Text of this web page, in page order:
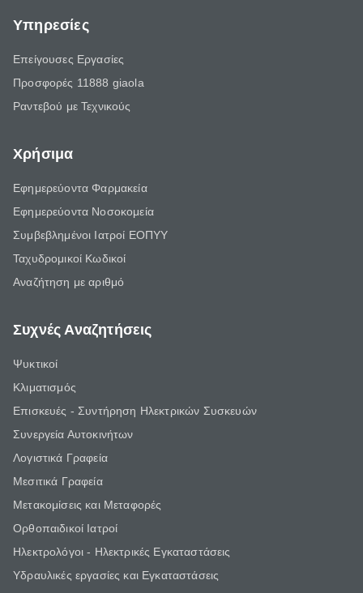
Υπηρεσίες
Επείγουσες Εργασίες
Προσφορές 11888 giaola
Ραντεβού με Τεχνικούς
Χρήσιμα
Εφημερεύοντα Φαρμακεία
Εφημερεύοντα Νοσοκομεία
Συμβεβλημένοι Ιατροί ΕΟΠΥΥ
Ταχυδρομικοί Κωδικοί
Αναζήτηση με αριθμό
Συχνές Αναζητήσεις
Ψυκτικοί
Κλιματισμός
Επισκευές - Συντήρηση Ηλεκτρικών Συσκευών
Συνεργεία Αυτοκινήτων
Λογιστικά Γραφεία
Μεσιτικά Γραφεία
Μετακομίσεις και Μεταφορές
Ορθοπαιδικοί Ιατροί
Ηλεκτρολόγοι - Ηλεκτρικές Εγκαταστάσεις
Υδραυλικές εργασίες και Εγκαταστάσεις